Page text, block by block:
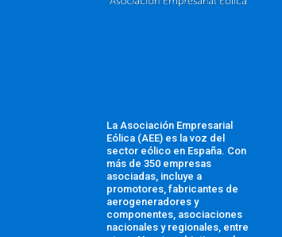
La Asociación Empresarial
Eólica (AEE) es la voz del
sector eólico en España. Con
más de 350 empresas
asociadas, incluye a
promotores, fabricantes de
aerogeneradores y
componentes, asociaciones
nacionales y regionales, entre